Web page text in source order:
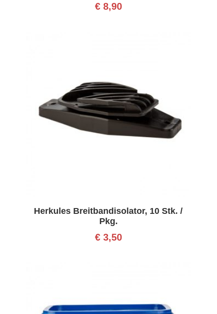
€8,90
Herkules Breitbandisolator, 10 Stk. /
Pkg.
€3,50